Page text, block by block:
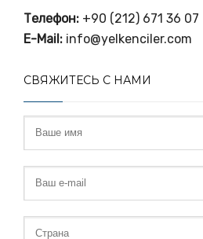
Телефон: +90 (212) 671 36 07
E-Mail: info@yelkenciler.com
СВЯЖИТЕСЬ С НАМИ